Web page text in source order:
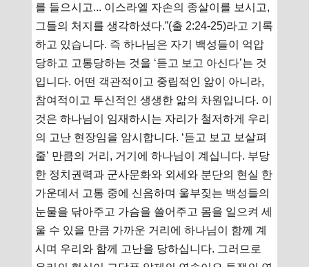
를 들으시고... 이스라엘 자손의 종살이를 보시고,
그들의 처지를 생각하셨다.”(출 2:24-25)라고 기록
하고 있습니다. 즉 하나님은 자기 백성들이 억압
당하고 고통당하는 것을 ‘듣고 보고 아신다’는 것
입니다. 어떤 객관적이고 중립적인 앎이 아니라,
참여적이고 투신적인 생생한 앎의 차원입니다. 이
것은 하나님이 임재하시는 자리가 철저하게 우리
의 고난 현장임을 암시합니다. ‘듣고 보고 보살펴
줄’ 만큼의 거리, 거기에 하나님이 계십니다. 부당
한 정치권력과 군사문화와 외세와 분단의 현실 한
가운데서 고통 중에 신음하며 울부짖는 백성들의
눈물을 닦아주고 가슴을 쓸어주고 몸을 일으켜 세
울 수 있을 만큼 가까운 거리에 하나님이 함께 계
시며 우리와 함께 고난을 당하십니다. 그러므로